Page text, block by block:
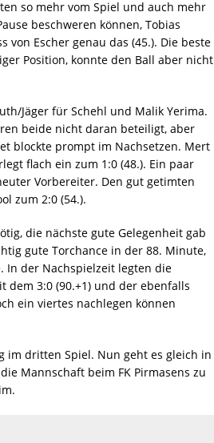
so mehr vom Spiel und auch mehr
beschweren können, Tobias
Escher genau das (45.). Die beste
Position, konnte den Ball aber nicht
Jäger für Schehl und Malik Yerima.
beide nicht daran beteiligt, aber
blockte prompt im Nachsetzen. Mert
flach ein zum 1:0 (48.). Ein paar
Vorbereiter. Den gut getimten
zum 2:0 (54.).
die nächste gute Gelegenheit gab
gute Torchance in der 88. Minute,
In der Nachspielzeit legten die
dem 3:0 (90.+1) und der ebenfalls
ein viertes nachlegen können
im dritten Spiel. Nun geht es gleich in
Mannschaft beim FK Pirmasens zu